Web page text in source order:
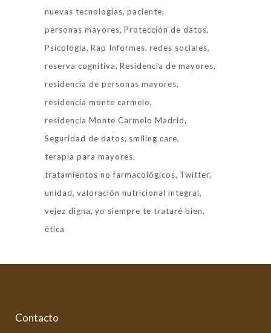
nuevas tecnologías paciente
personas mayores Protección de datos
Psicología Rap Informes redes sociales
reserva cognitiva Residencia de mayores
residencia de personas mayores
residencia monte carmelo
residencia Monte Carmelo Madrid
Seguridad de datos smiling care
terapia para mayores
tratamientos no farmacológicos Twitter
unidad valoración nutricional integral
vejez digna yo siempre te trataré bien
ética
Contacto